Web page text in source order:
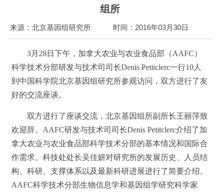
组所
来源：北京基因组研究所 时间：2016年03月30日
3月 28日下午，加拿大农业与农业食品部（AAFC）
科学技术分部研发与技术司司长Denis Petitclerc一行10 人
到中国科学院北京基因组研究所参观访问，双方进行了友
好的交流座谈。
双方进行了座谈交流，北京基因组所副所长王丽萍致
欢迎辞。 AAFC研发与技术司司长Denis Petitclerc介绍了加
拿大农业与农业食品部科学技术分部的基本情况和国际合
作需求。科技处处长吴佳妍对研究所的发展历史、人员结
构、科研、支撑体系以及最新科研进展进行了简要介绍。
AAFC科学技术分部生物信息学和基因组学研究科学家